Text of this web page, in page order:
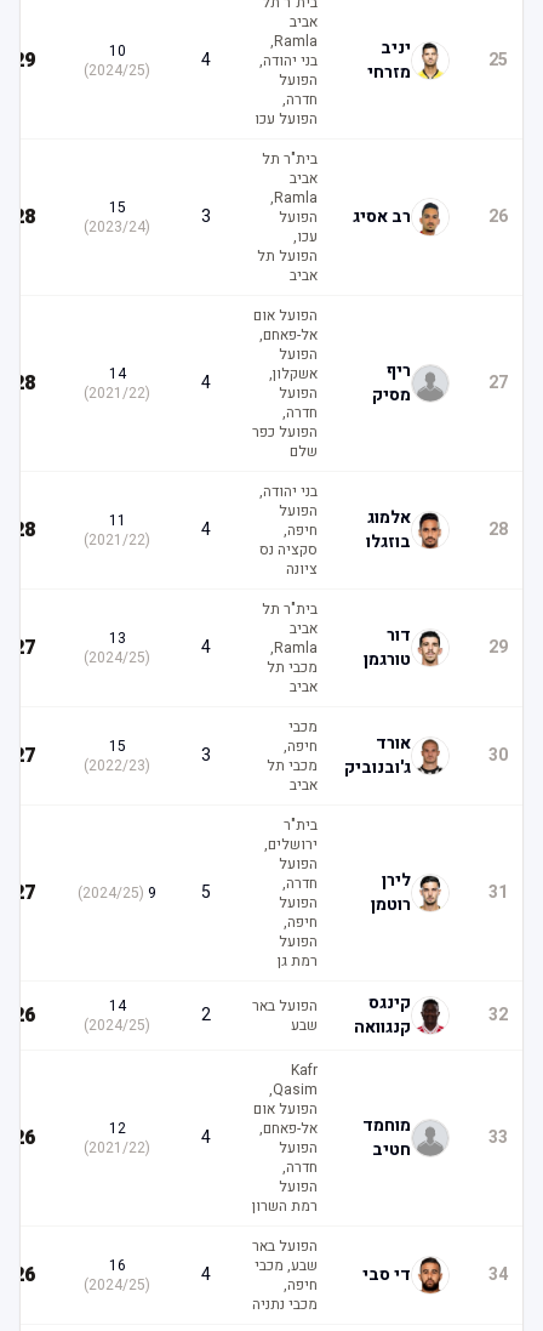
25
יניב
מזרחי
אביב
Ramla,
בני יהודה,
הפועל
חדרה,
הפועל עכו
10
2024/25
)
29
26 רב אסיג
בית"ר תל
אביב
Ramla,
הפועל
עכו,
הפועל תל
אביב
15
2023/24
)
28
27
ריף
מסיק
הפועל אום
אל-פאחם,
הפועל
אשקלון,
הפועל
חדרה,
הפועל כפר
שלם
14
2021/22
)
28
28
אלמוג
בוזגלו
בני יהודה,
הפועל
חיפה,
סקציה נס
ציונה
2021/22
)
28
29
דור
טורגמן
בית"ר תל
אביב
Ramla,
מכבי תל
אביב
13
2024/25
)
27
30
אורד
ג'ובנוביק
מכבי
חיפה,
מכבי תל
אביב
15
2022/23
)
27
31
לירן
רוטמן
בית"ר
ירושלים,
הפועל
חדרה,
הפועל
חיפה,
הפועל
רמת גן
2024/25
)
27
32
קינגס
קנגוואה
הפועל באר
שבע
14
2024/25
)
26
33
מוחמד
חטיב
Kafr
Qasim,
הפועל אום
אל-פאחם,
הפועל
חדרה,
הפועל
רמת השרון
12
2021/22
)
26
34 די סבי
הפועל באר
שבע, מכבי
חיפה,
מכבי נתניה
16
2024/25
)
26